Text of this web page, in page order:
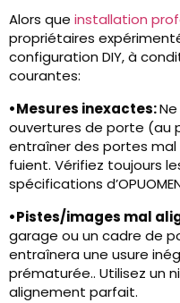
Alors que installation
propriétaires
configuration DIY, à
courantes:
•Mesures inexactes:
ouvertures de porte (au
entraîner des portes
fuient. Vérifiez toujours
spécifications
•Pistes/images mal
garage ou un cadre de
entraînera une usure
prématurée.. Utilisez un
alignement parfait.